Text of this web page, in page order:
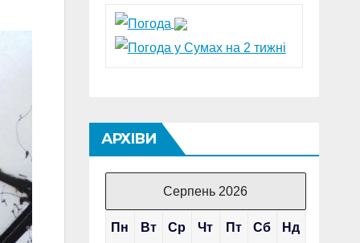
АРХІВИ
Серпень 2026
Пн Вт Ср Чт Пт Сб Нд